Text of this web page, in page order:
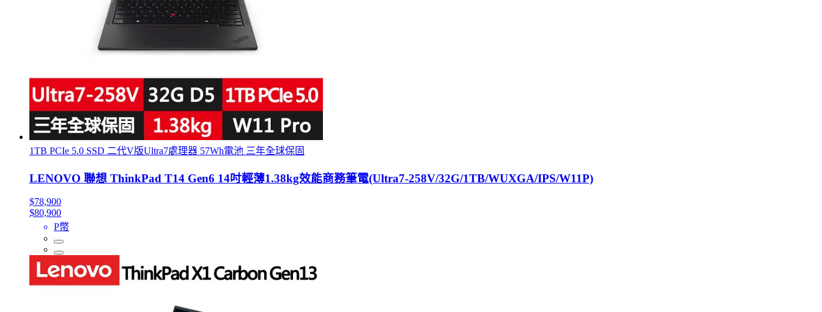
1TB PCIe 5.0 SSD 二代V版Ultra7處理器 57Wh電池 三年全球保固
LENOVO 聯想 ThinkPad T14 Gen6 14吋輕薄1.38kg效能商務筆電(Ultra7-258V/32G/1TB/WUXGA/IPS/W11P)
$78,900
$80,900
P幣